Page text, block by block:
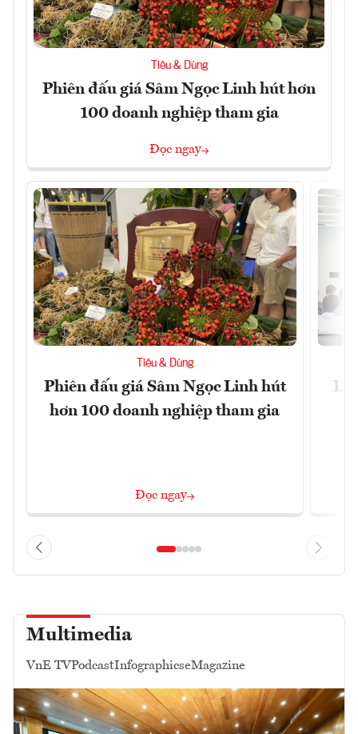
Tiêu & Dùng
Phiên đấu giá Sâm Ngọc Linh hút hơn
100 doanh nghiệp tham gia
Đọc ngay
Tiêu & Dùng
Phiên đấu giá Sâm Ngọc Linh hút
hơn 100 doanh nghiệp tham gia
Đọc ngay
Multimedia
VnE TVPodcastInfographicseMagazine